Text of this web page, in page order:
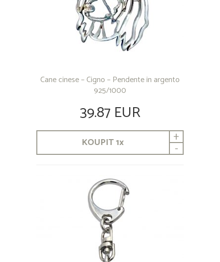
Cane cinese – Cigno – Pendente in argento
925/1000
39.87 EUR
KOUPIT1x +
-